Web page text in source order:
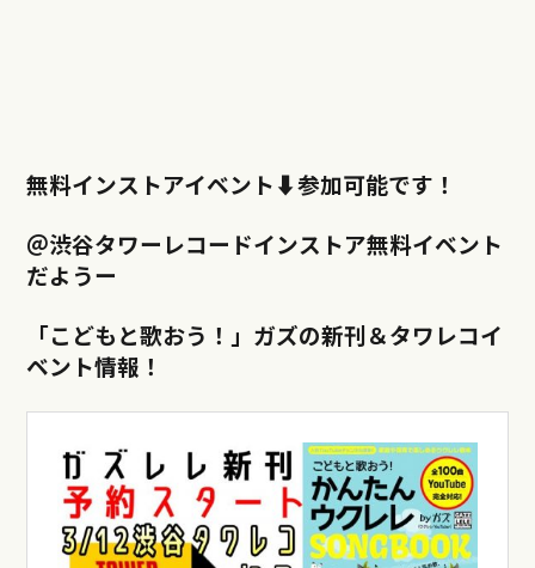
無料インストアイベント⬇︎参加可能です！
＠渋谷タワーレコードインストア無料イベント
だようー
「こどもと歌おう！」ガズの新刊＆タワレコイ
ベント情報！